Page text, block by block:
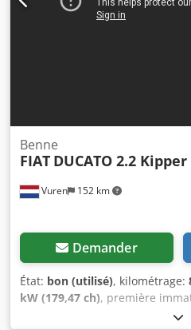
centralisé, = Options et
Caméra de recul - Système
Vuren 152 km
Benne
FIAT DUCATO 2.2
Demander
État: bon (utilisé), kilométrage:
kW (179,47 ch), première
,